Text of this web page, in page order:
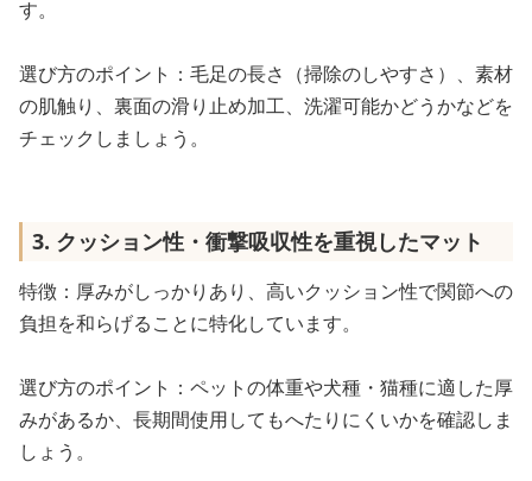
す。
選び方のポイント：毛足の長さ（掃除のしやすさ）、素材
の肌触り、裏面の滑り止め加工、洗濯可能かどうかなどを
チェックしましょう。
3. クッション性・衝撃吸収性を重視したマット
特徴：厚みがしっかりあり、高いクッション性で関節への
負担を和らげることに特化しています。
選び方のポイント：ペットの体重や犬種・猫種に適した厚
みがあるか、長期間使用してもへたりにくいかを確認しま
しょう。